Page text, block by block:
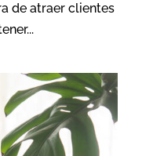
de atraer clientes